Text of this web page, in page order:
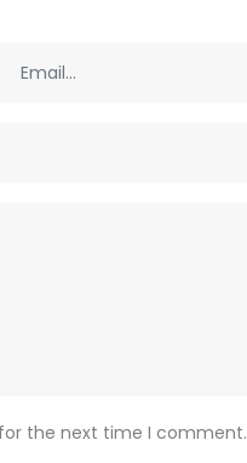
the next time I comment.